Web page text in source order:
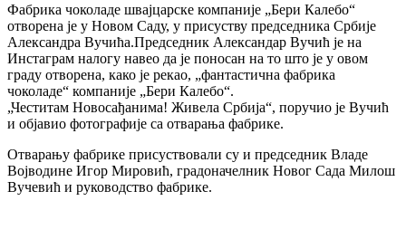
Фабрика чоколаде швајцарске компаније „Бери Калебо“
отворена је у Новом Саду, у присуству председника Србије
Александра Вучића.Председник Александар Вучић је на
Инстаграм налогу навео да је поносан на то што је у овом
граду отворена, како је рекао, „фантастична фабрика
чоколаде“ компаније „Бери Калебо“.
„Честитам Новосађанима! Живела Србија“, поручио је Вучић
и објавио фотографије са отварања фабрике.
Отварању фабрике присуствовали су и председник Владе
Војводине Игор Мировић, градоначелник Новог Сада Милош
Вучевић и руководство фабрике.